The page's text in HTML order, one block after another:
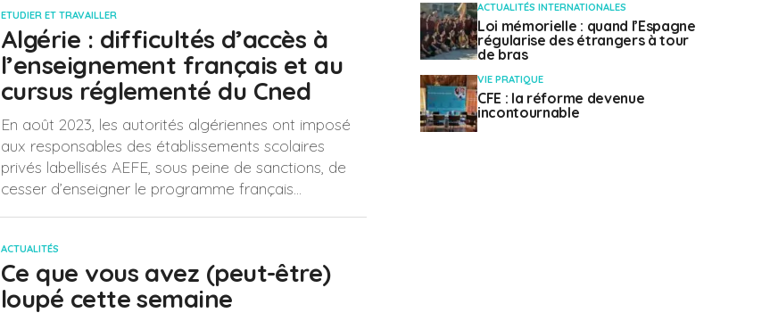
ETUDIER ET TRAVAILLER
Algérie : difficultés d’accès à
l’enseignement français et au
cursus réglementé du Cned
En août 2023, les autorités algériennes ont imposé
aux responsables des établissements scolaires
privés labellisés AEFE, sous peine de sanctions, de
cesser d’enseigner le programme français...
ACTUALITÉS
Ce que vous avez (peut-être)
loupé cette semaine
ACTUALITÉS INTERNATIONALES
Loi mémorielle : quand l’Espagne
régularise des étrangers à tour
de bras
VIE PRATIQUE
CFE : la réforme devenue
incontournable